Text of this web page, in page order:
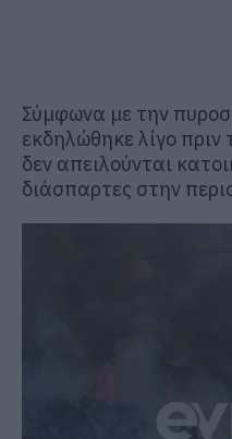
Σύμφωνα με την
εκδηλώθηκε λίγο πριν
δεν απειλούνται
διάσπαρτες στην